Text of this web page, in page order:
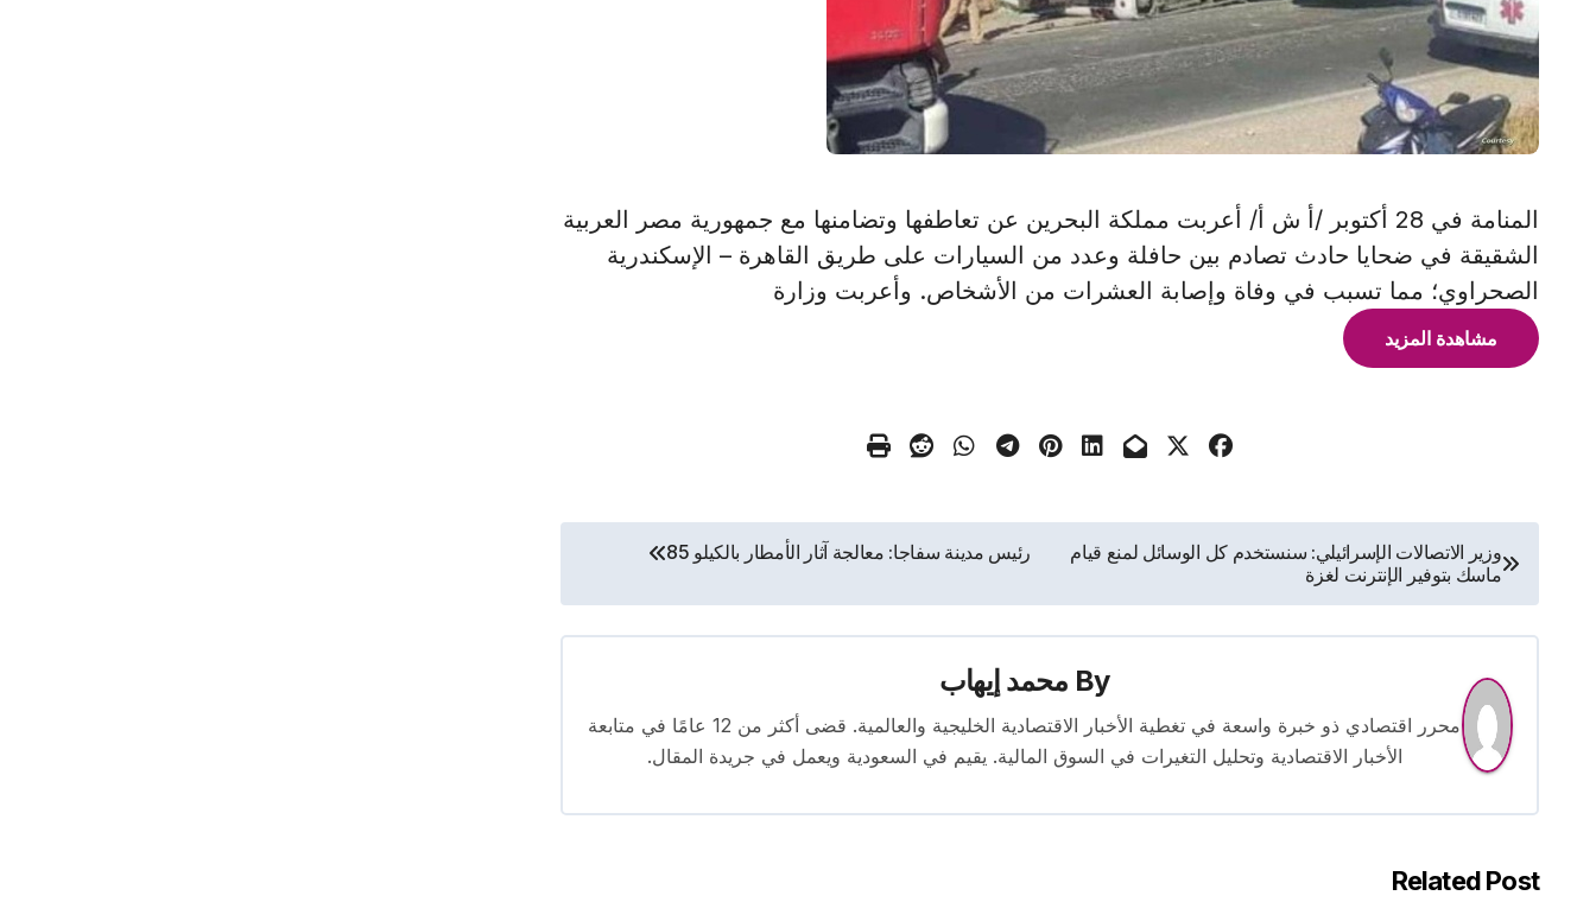
المنامة في 28 أكتوبر /أ ش أ/ أعربت مملكة البحرين عن تعاطفها وتضامنها مع جمهورية مصر العربية
الشقيقة في ضحايا حادث تصادم بين حافلة وعدد من السيارات على طريق القاهرة – الإسكندرية
الصحراوي؛ مما تسبب في وفاة وإصابة العشرات من الأشخاص. وأعربت وزارة
مشاهدة المزيد
تصفّح
المقالات
وزير الاتصالات الإسرائيلي: سنستخدم كل الوسائل لمنع قيام
ماسك بتوفير الإنترنت لغزة
رئيس مدينة سفاجا: معالجة آثار الأمطار بالكيلو 85
By محمد إيهاب
محرر اقتصادي ذو خبرة واسعة في تغطية الأخبار الاقتصادية الخليجية والعالمية. قضى أكثر من 12 عامًا في متابعة
الأخبار الاقتصادية وتحليل التغيرات في السوق المالية. يقيم في السعودية ويعمل في جريدة المقال.
Related Post